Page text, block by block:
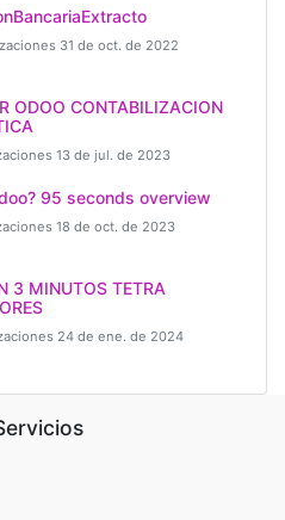
31 de oct. de 2022
ODOO CONTABILIZACION
13 de jul. de 2023
95 seconds overview
18 de oct. de 2023
3 MINUTOS TETRA
24 de ene. de 2024